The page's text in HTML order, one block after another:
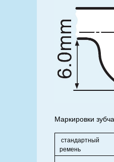
Маркировки
стандартный
ремень